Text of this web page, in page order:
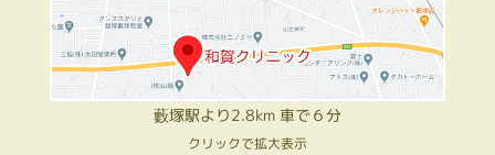
藪塚駅より2.8km 車で６分
クリックで拡大表示